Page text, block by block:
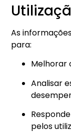
As
para:
Melhorar
Analisar
pelos